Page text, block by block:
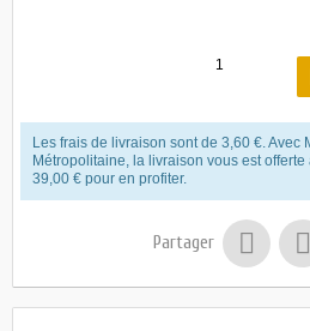
Les frais de livraison sont de 3,60 €. Avec
Métropolitaine, la livraison vous est
39,00 € pour en profiter.
Partager